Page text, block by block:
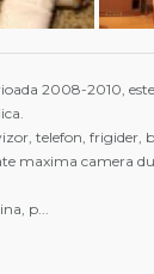
2008-2010,
telefon, frigider,
maxima camera
p